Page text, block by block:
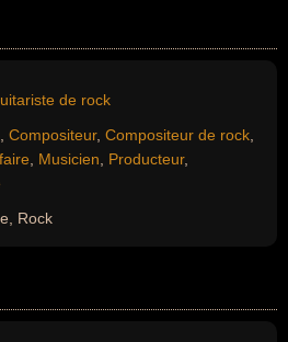
de rock
Compositeur, Compositeur de rock
Musicien Producteur,
Rock